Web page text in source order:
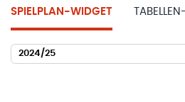
SPIELPLAN-WIDGET
2024/25